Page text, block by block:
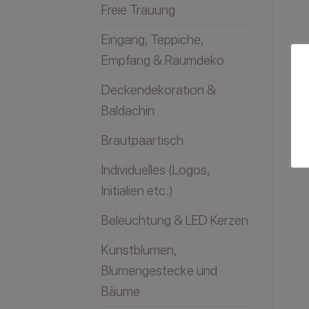
Freie Trauung
Eingang, Teppiche,
Empfang & Raumdeko
Deckendekoration &
Baldachin
Brautpaartisch
Individuelles (Logos,
Initialien etc.)
Beleuchtung & LED Kerzen
Kunstblumen,
Blumengestecke und
Bäume